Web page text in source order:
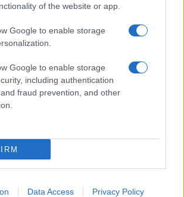
of the website or app.
Google to enable storage
Google to enable storage
including authentication
fraud prevention, and other
Data Access Privacy Policy
8. 2026
Plohe in nevihte bodo do
Policijsko poročilo
8. 2026